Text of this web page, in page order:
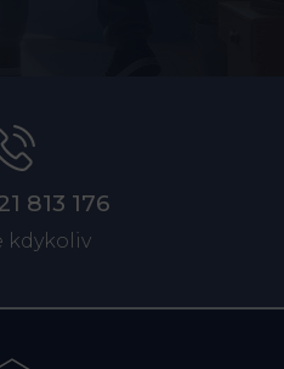
813 176
kdykoliv